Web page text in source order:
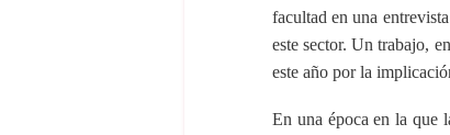
facultad en una
este sector. Un trabajo,
este año por la
En una época en la que